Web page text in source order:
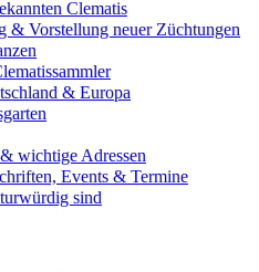
Clematis
Vorstellung neuer Züchtungen
& Europa
wichtige Adressen
Events & Termine
sind